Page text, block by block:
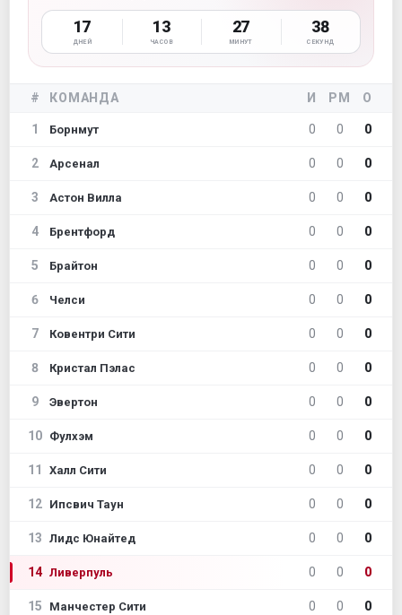
17
ДНЕЙ
13
ЧАСОВ
27
МИНУТ
36
СЕКУНД
# КОМАНДА И РМ О
1 Борнмут 0 0 0
2 Арсенал 0 0 0
3 Астон Вилла 0 0 0
4 Брентфорд 0 0 0
5 Брайтон 0 0 0
6 Челси 0 0 0
7 Ковентри Сити 0 0 0
8 Кристал Пэлас 0 0 0
9 Эвертон 0 0 0
10 Фулхэм 0 0 0
11 Халл Сити 0 0 0
12 Ипсвич Таун 0 0 0
13 Лидс Юнайтед 0 0 0
14 Ливерпуль 0 0 0
15 Манчестер Сити 0 0 0